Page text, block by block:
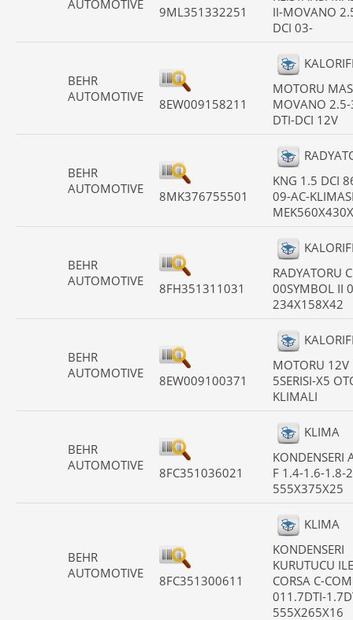
AUTOMOTIVE
9ML351332251
II-MOVANO
DCI 03-
BEHR
AUTOMOTIVE
8EW009158211
MOTORU
MOVANO
DTI-DCI 12V
BEHR
AUTOMOTIVE
8MK376755501
KNG 1.5 DCI
09-AC-
BEHR
AUTOMOTIVE
8FH351311031
RADYATORU
00SYMBOL II
234X158X42
BEHR
AUTOMOTIVE
8EW009100371
MOTORU
5SERISI-X5
KLIMALI
BEHR
AUTOMOTIVE
8FC351036021
KLIMA
KONDENSERI
F 1.4-1.6-1.8-
555X375X25
BEHR
AUTOMOTIVE
8FC351300611
KLIMA
KONDENSERI
KURUTUCU ILE
CORSA C-
011.7DTI-
555X265X16